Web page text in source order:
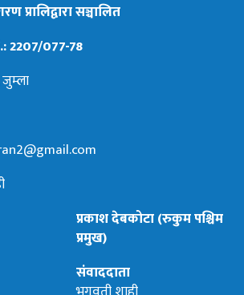
सञ्चालित
2207/077-78
प्रकाश देबकोटा (रुकुम पश्चिम
प्रमुख)
संवाददाता